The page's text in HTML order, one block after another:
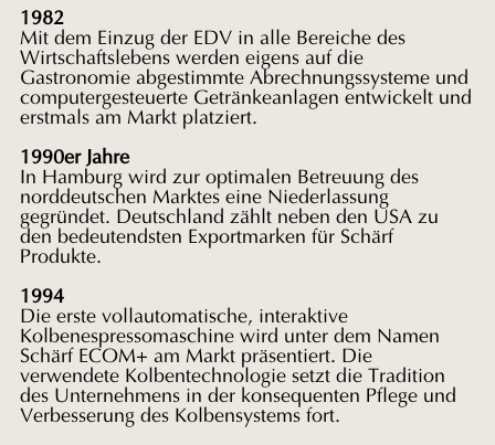
1982
Mitdem Einzug der EDV in alle Bereiche des
Wirtschaftslebens werden eigensauf die
Gastronomie abgestimmte Abrechnungssysteme und
computergesteuerte Getränkeanlagen entwickelt und
erstmals am Markt platziert.
1990er Jahre
In Hamburg wird zur optimalen Betreuung des
norddeutschen Marktes eine Niederlassung
gegründet. Deutschland zählt neben den USA zu
den bedeutendsten Exportmarken für Schärf
Produkte.
1994
Die erste vollautomatische, interaktive
Kolbenespressomaschine wird unter dem Namen
Schärf ECOM+ am Markt präsentiert. Die
verwendete Kolbentechnologie setzt die Tradition
des Unternehmens in der konsequenten Pflege und
Verbesserung des Kolbensystems fort.